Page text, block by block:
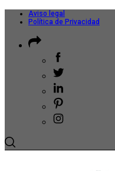
Aviso legal
Política de Privacidad